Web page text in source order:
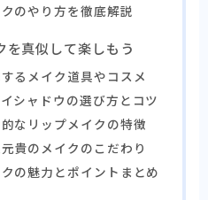
のやり方を徹底解説
を真似して楽しもう
るメイク道具やコスメ
シャドウの選び方とコツ
なリップメイクの特徴
貴のメイクのこだわり
の魅力とポイントまとめ